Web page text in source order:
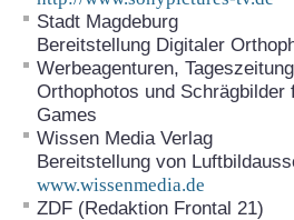
Stadt Magdeburg
Bereitstellung Digitaler
Werbeagenturen,
Orthophotos und
Games
Wissen Media Verlag
Bereitstellung von
www.wissenmedia.de
ZDF (Redaktion Frontal 21)